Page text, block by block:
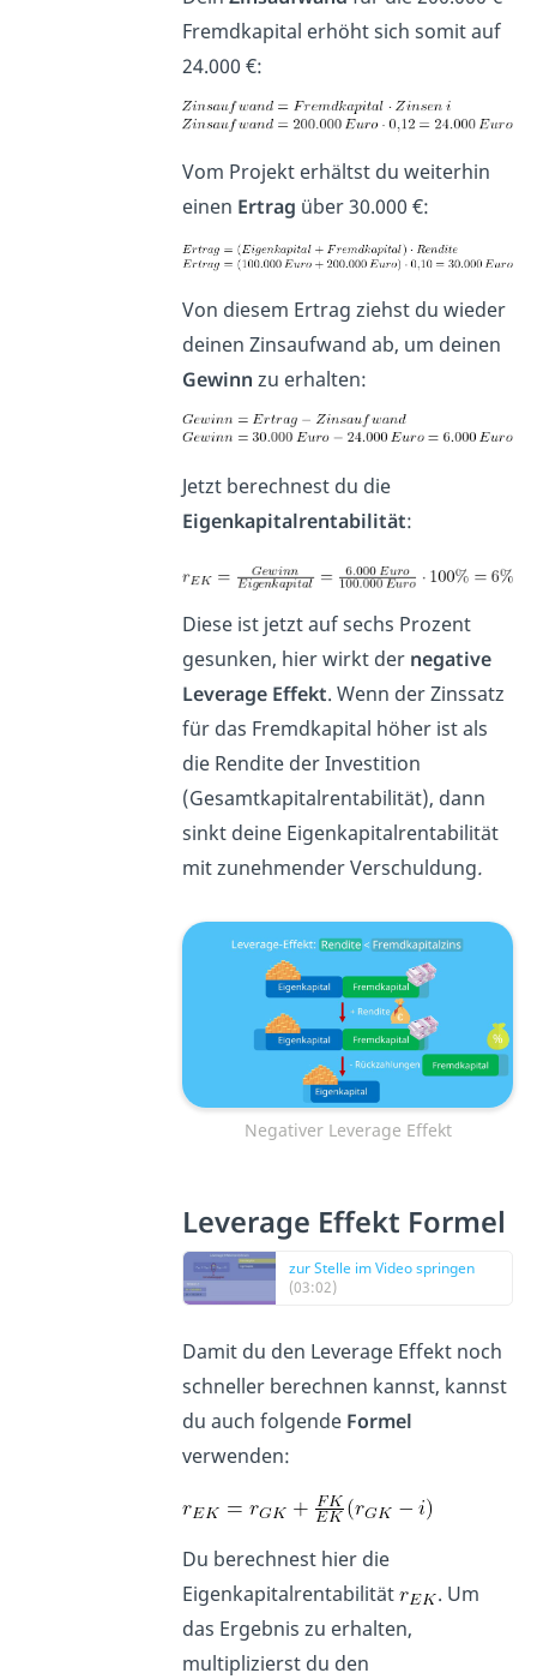
Fremdkapital erhöht sich somit auf
24.000 €:
Vom Projekt erhältst du weiterhin
einen Ertrag über 30.000 €:
Von diesem Ertrag ziehst du wieder
deinen Zinsaufwand ab, um deinen
Gewinn zu erhalten:
Jetzt berechnest du die
Eigenkapitalrentabilität:
Diese ist jetzt auf sechs Prozent
gesunken, hier wirkt der negative
Leverage Effekt. Wenn der Zinssatz
für das Fremdkapital höher ist als
die Rendite der Investition
(Gesamtkapitalrentabilität), dann
sinkt deine Eigenkapitalrentabilität
mit zunehmender Verschuldung.
Negativer Leverage Effekt
Leverage Effekt Formel
zur Stelle im Video springen
(03:02)
Damit du den Leverage Effekt noch
schneller berechnen kannst, kannst
du auch folgende Formel
verwenden:
Du berechnest hier die
Eigenkapitalrentabilität
. Um
das Ergebnis zu erhalten,
multiplizierst du den